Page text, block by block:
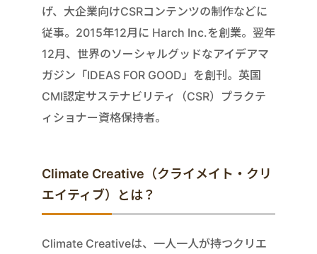
げ、大企業向けCSRコンテンツの制作などに
従事。2015年12月に Harch Inc.を創業。翌年
12月、世界のソーシャルグッドなアイデアマ
ガジン「IDEAS FOR GOOD」を創刊。英国
CMI認定サステナビリティ（CSR）プラクテ
ィショナー資格保持者。
Climate Creative（クライメイト・クリ
エイティブ）とは？
Climate Creativeは、一人一人が持つクリエ